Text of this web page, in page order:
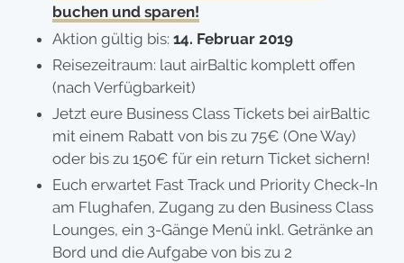
buchen und sparen!
Aktion gültig bis: 14. Februar 2019
Reisezeitraum: laut airBaltic komplett offen
(nach Verfügbarkeit)
Jetzt eure Business Class Tickets bei airBaltic
mit einem Rabatt von bis zu 75€ (One Way)
oder bis zu 150€ für ein return Ticket sichern!
Euch erwartet Fast Track und Priority Check-In
am Flughafen, Zugang zu den Business Class
Lounges, ein 3-Gänge Menü inkl. Getränke an
Bord und die Aufgabe von bis zu 2